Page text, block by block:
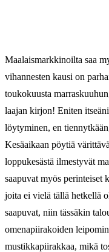
Maalaismarkkinoilta saa
vihannesten kausi on
toukokuusta
laajan kirjon! Eniten
löytyminen, en
Kesäaikaan pöytiä
loppukesästä ilmestyvät
saapuvat myös perinteiset
joita ei vielä tällä hetkellä
saapuvat, niin tässäkin
omenapiirakoiden
mustikkapiirakkaa, mikä